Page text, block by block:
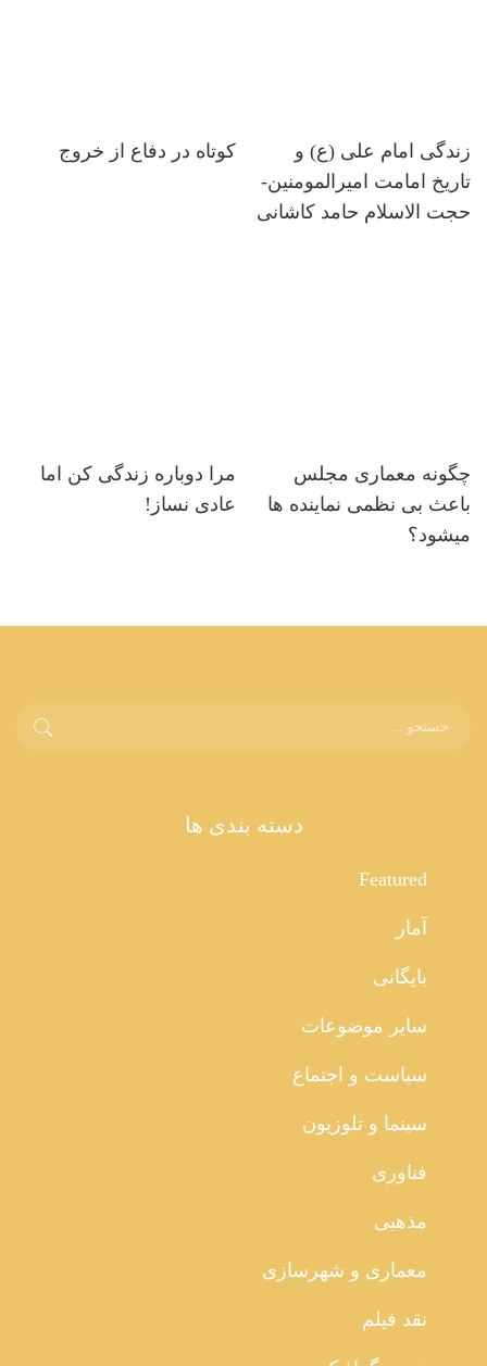
زندگی امام علی (ع) و
تاریخ امامت امیرالمومنین-
حجت الاسلام حامد کاشانی
کوتاه در دفاع از خروج
چگونه معماری مجلس
باعث بی نظمی نماینده ها
میشود؟
مرا دوباره زندگی کن اما
عادی نساز!
دسته بندی ها
Featured
آمار
بایگانی
سایر موضوعات
سیاست و اجتماع
سینما و تلوزیون
فناوری
مذهبی
معماری و شهرسازی
نقد فیلم